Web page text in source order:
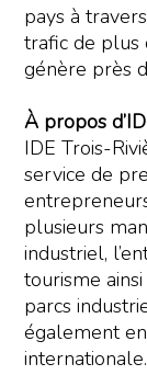
pays à
trafic de plus
génère près
À propos
IDE Trois-
service de
plusieurs
industriel,
tourisme
parcs
également
internationale.